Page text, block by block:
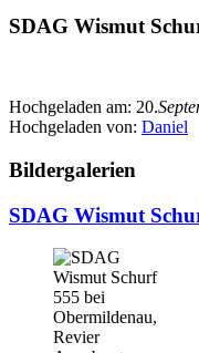
SDAG Wismut
Hochgeladen am: 20.
Hochgeladen von: Daniel
Bildergalerien
SDAG Wismut